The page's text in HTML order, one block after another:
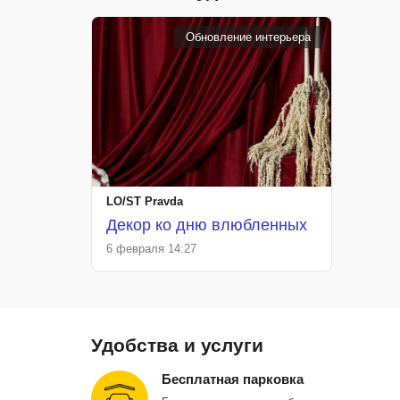
Обновление интерьера
LO/ST Pravda
Декор ко дню влюбленных
6 февраля 14:27
Удобства и услуги
Бесплатная парковка